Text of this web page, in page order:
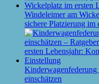
Windeleimer am
sichere Platzierung im
einschätzen